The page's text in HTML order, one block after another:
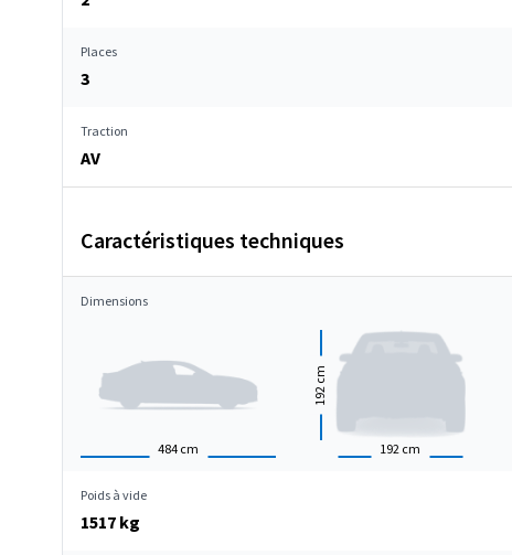
Places
3
Traction
AV
Caractéristiques techniques
Dimensions
484 cm 192 cm
192
cm
Poids à vide
1517 kg